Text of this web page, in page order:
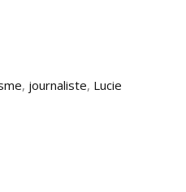
, journaliste, Lucie